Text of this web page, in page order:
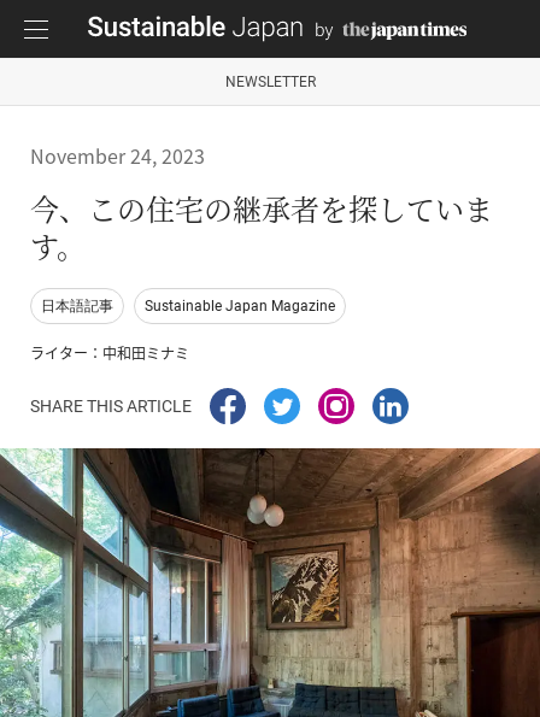
NEWSLETTER
November 24, 2023
今、この住宅の継承者を探していま
す。
日本語記事 Sustainable Japan Magazine
ライター：中和田ミナミ
SHARE THIS ARTICLE